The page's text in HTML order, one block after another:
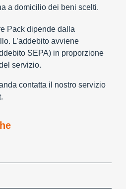
a domicilio dei beni scelti.
Pack dipende dalla
L’addebito avviene
SEPA) in proporzione
servizio.
contatta il nostro servizio